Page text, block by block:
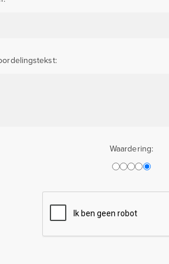
Waardering: